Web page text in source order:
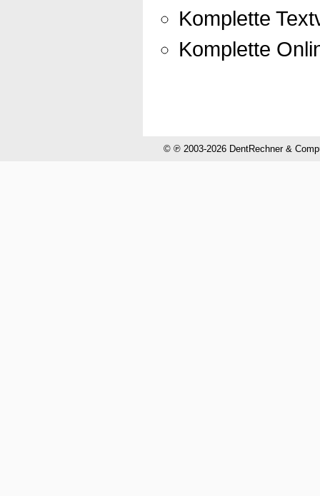
Komplette
Komplette
© ℗ 2003-2026 DentRechner &